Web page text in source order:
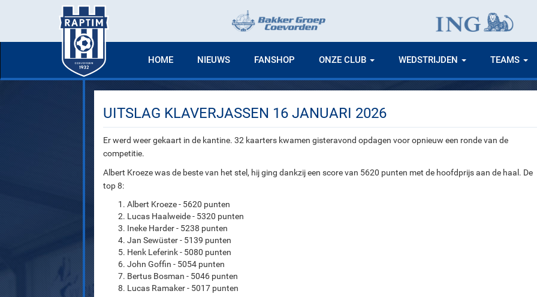
HOME NIEUWS FANSHOP ONZE CLUB WEDSTRIJDEN TEAMS
UITSLAG KLAVERJASSEN 16 JANUARI 2026
Er werd weer gekaart in de kantine. 32 kaarters kwamen gisteravond opdagen voor opnieuw een ronde van de
competitie.
Albert Kroeze was de beste van het stel, hij ging dankzij een score van 5620 punten met de hoofdprijs aan de haal. De
top 8:
Albert Kroeze - 5620 punten
Lucas Haalweide - 5320 punten
Ineke Harder - 5238 punten
Jan Sewüster - 5139 punten
Henk Leferink - 5080 punten
John Goffin - 5054 punten
Bertus Bosman - 5046 punten
Lucas Ramaker - 5017 punten